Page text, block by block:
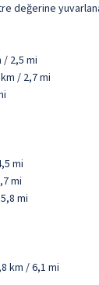
değerine
/ 2,5 mi
/ 2,7 mi
mi
mi
mi
km / 6,1 mi